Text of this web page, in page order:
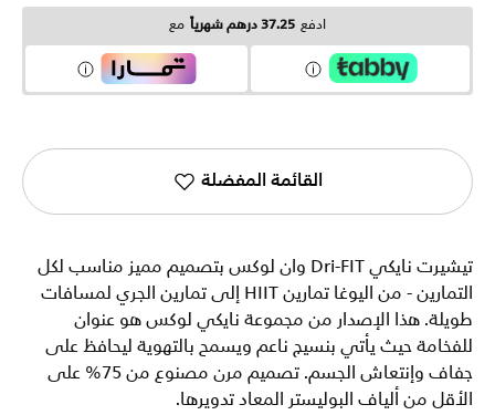
ادفع 37.25 درهم شهرياً مع
القائمة المفضلة
تيشيرت نايكي Dri-FIT وان لوكس بتصميم مميز مناسب لكل
التمارين - من اليوغا تمارين HIIT إلى تمارين الجري لمسافات
طويلة. هذا الإصدار من مجموعة نايكي لوكس هو عنوان
للفخامة حيث يأتي بنسيج ناعم ويسمح بالتهوية ليحافظ على
جفاف وإنتعاش الجسم. تصميم مرن مصنوع من 75% على
الأقل من ألياف البوليستر المعاد تدويرها.